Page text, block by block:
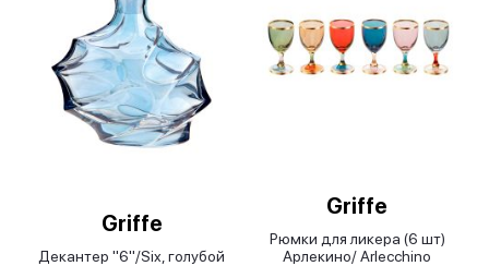
Griffe
Декантер "6"/Six, голубой
Griffe
Рюмки для ликера (6 шт)
Арлекино/ Arlecchino